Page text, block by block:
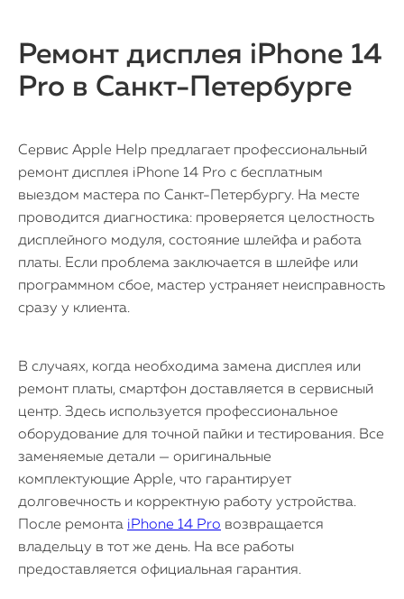
Ремонт дисплея iPhone 14
Pro в Санкт-Петербурге
Сервис Apple Help предлагает профессиональный
ремонт дисплея iPhone 14 Pro с бесплатным
выездом мастера по Санкт-Петербургу. На месте
проводится диагностика: проверяется целостность
дисплейного модуля, состояние шлейфа и работа
платы. Если проблема заключается в шлейфе или
программном сбое, мастер устраняет неисправность
сразу у клиента.
В случаях, когда необходима замена дисплея или
ремонт платы, смартфон доставляется в сервисный
центр. Здесь используется профессиональное
оборудование для точной пайки и тестирования. Все
заменяемые детали — оригинальные
комплектующие Apple, что гарантирует
долговечность и корректную работу устройства.
После ремонта iPhone 14 Pro возвращается
владельцу в тот же день. На все работы
предоставляется официальная гарантия.